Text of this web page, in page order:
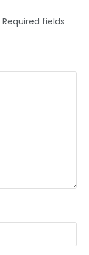
Required fields